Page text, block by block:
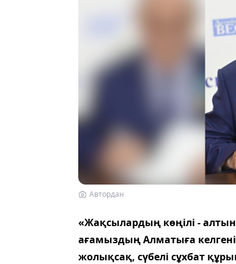
Автордан
«Жақсылардың көңілі -
ағамыздың Алматыға
жолықсақ, сүбелі сұхбат